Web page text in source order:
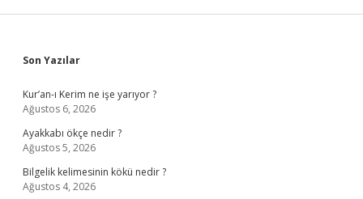
Sidebar
Son Yazılar
Kur’an-ı Kerim ne işe yarıyor ?
Ağustos 6, 2026
Ayakkabı ökçe nedir ?
Ağustos 5, 2026
Bilgelik kelimesinin kökü nedir ?
Ağustos 4, 2026